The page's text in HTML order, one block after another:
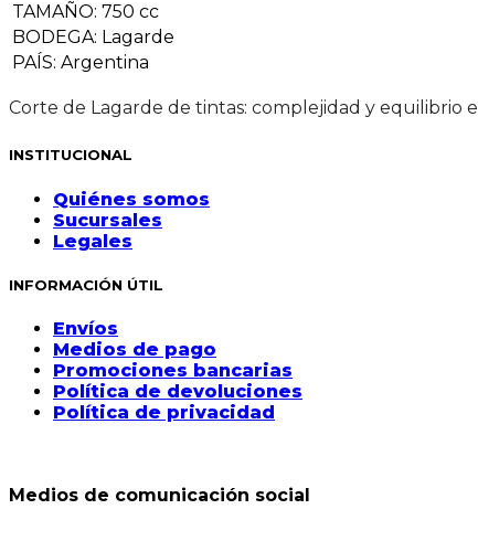
TAMAÑO: 750 cc
BODEGA: Lagarde
PAÍS: Argentina
Corte de Lagarde de tintas: complejidad y equilibrio
INSTITUCIONAL
Quiénes somos
Sucursales
Legales
INFORMACIÓN ÚTIL
Envíos
Medios de pago
Promociones bancarias
Política de devoluciones
Política de privacidad
Medios de comunicación social